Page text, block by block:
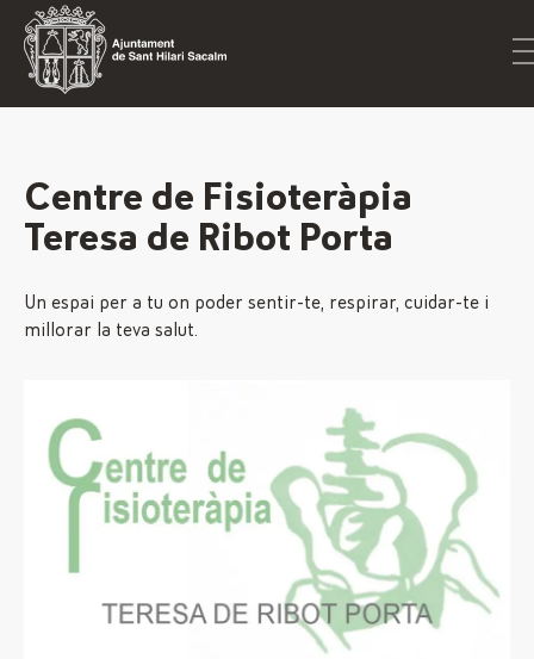
Centre de Fisioteràpia
Teresa de Ribot Porta
Un espai per a tu on poder sentir-te, respirar, cuidar-te i
millorar la teva salut.